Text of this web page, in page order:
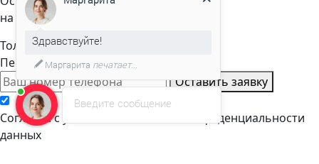
на расчет стоимости
Только телефон и мы в деле.
Перезвоним через пару минут
Оставить заявку
Cогласен с условиями
политики конфиденциальности
данных
Введите сообщение
Здравствуйте!
Маргарита печатает...